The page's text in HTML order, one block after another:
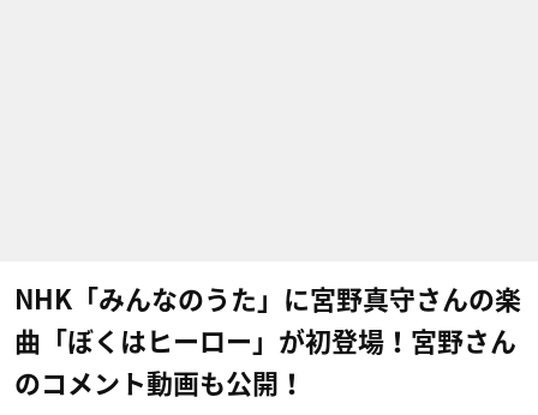
NHK​「みんなのうた」に宮野真守さんの楽
曲「ぼくはヒーロー」が初登場！宮野さん
のコメント動画も公開！